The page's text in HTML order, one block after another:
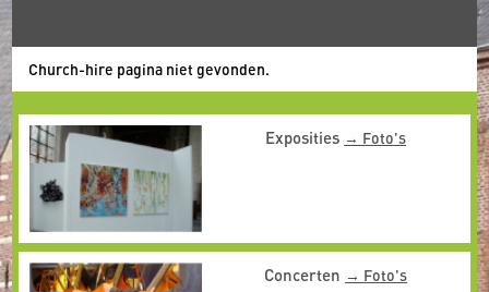
Church-hire pagina niet gevonden.
Exposities Foto's
Concerten Foto's